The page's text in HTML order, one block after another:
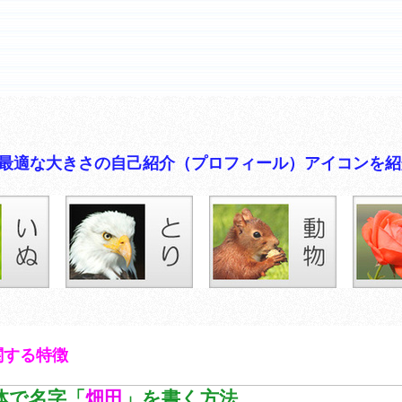
適な大きさの自己紹介（プロフィール）アイコンを
る特徴